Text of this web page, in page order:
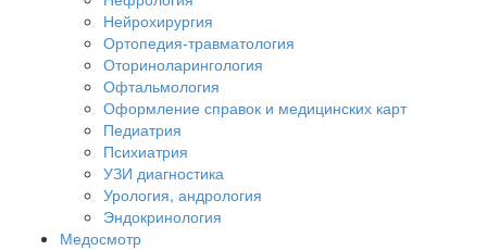
Нейрохирургия
Ортопедия-травматология
Оториноларингология
Офтальмология
Оформление справок и медицинских карт
Педиатрия
Психиатрия
УЗИ диагностика
Урология, андрология
Эндокринология
Медосмотр